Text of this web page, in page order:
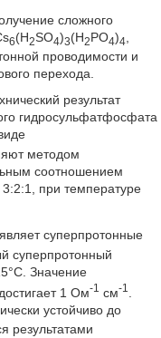
сложного
6(H2SO4)3(H2PO4)4
проводимости и
перехода.
результат
гидросульфатфосфата
методом
соотношением
при температуре
суперпротонные
суперпротонный
Значение
1 Ом-1 см-1
устойчиво до
результатами